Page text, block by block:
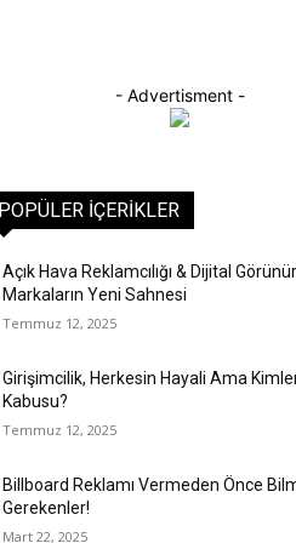
- Advertisment -
İÇERIKLER
Açık Hava Reklamcılığı & Dijital
Markaların Yeni Sahnesi
Temmuz 12, 2025
Girişimcilik, Herkesin Hayali Ama
Kabusu?
Temmuz 12, 2025
Billboard Reklamı Vermeden Önce
Gerekenler!
Mart 22, 2025